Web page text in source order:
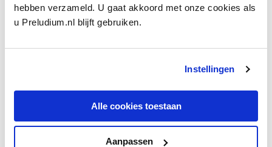
hebben verzameld. U gaat akkoord met onze cookies als
u Preludium.nl blijft gebruiken.
Instellingen
Alle cookies toestaan
Aanpassen